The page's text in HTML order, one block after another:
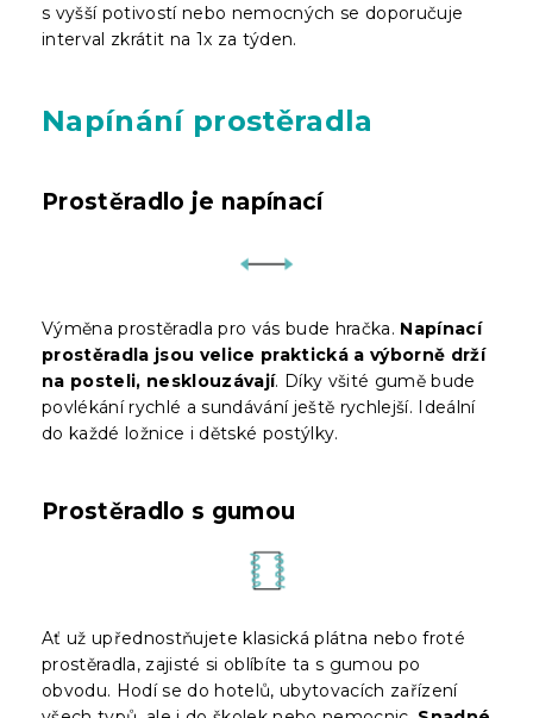
s vyšší potivostí nebo nemocných se doporučuje
interval zkrátit na 1x za týden.
Napínání prostěradla
Prostěradlo je napínací
Výměna prostěradla pro vás bude hračka. Napínací
prostěradla jsou velice praktická a výborně drží
na posteli, nesklouzávají. Díky všité gumě bude
povlékání rychlé a sundávání ještě rychlejší. Ideální
do každé ložnice i dětské postýlky.
Prostěradlo s gumou
Ať už upřednostňujete klasická plátna nebo froté
prostěradla, zajisté si oblíbíte ta s gumou po
obvodu. Hodí se do hotelů, ubytovacích zařízení